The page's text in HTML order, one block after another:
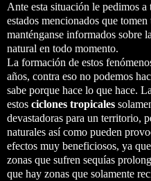
Ante esta situación le pedimos
estados mencionados que
manténganse informados sobre
natural en todo momento.
La formación de estos
años, contra eso no podemos
sabe porque hace lo que hace.
estos ciclones tropicales
devastadoras para un territorio,
naturales así como pueden
efectos muy beneficiosos, ya
zonas que sufren sequías
que hay zonas que solamente